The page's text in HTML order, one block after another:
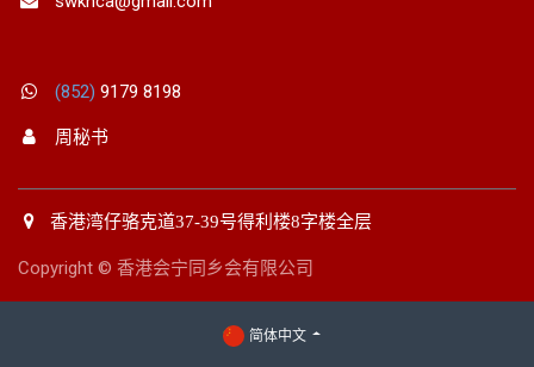
(852)9179 8198
周秘书
香港湾仔骆克道37-39号得利楼8字楼全层
Copyright © 香港会宁同乡会有限公司
简体中文